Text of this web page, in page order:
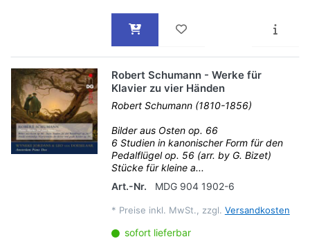
Robert Schumann - Werke für
Klavier zu vier Händen
Robert Schumann (1810-1856)
Bilder aus Osten op. 66
6 Studien in kanonischer Form für den
Pedalflügel op. 56 (arr. by G. Bizet)
Stücke für kleine a...
Art.-Nr.
MDG 904 1902-6
* Preise inkl. MwSt., zzgl. Versandkosten
sofort lieferbar